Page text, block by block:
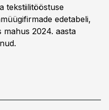
tekstiilitööstuse
edetabeli,
mahus 2024. aasta